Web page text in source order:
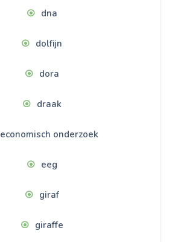
dna
dolfijn
dora
draak
economisch onderzoek
eeg
giraf
giraffe